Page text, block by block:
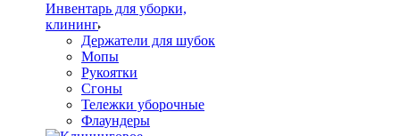
Инвентарь для уборки,
клининг
Держатели для шубок
Мопы
Рукоятки
Сгоны
Тележки уборочные
Флаундеры